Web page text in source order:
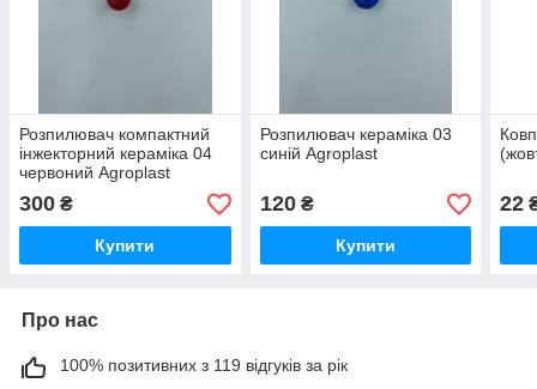
Розпилювач компактний
інжекторний кераміка 04
червоний Agroplast
300 ₴
Купити
Розпилювач кераміка 03
синій Agroplast
120₴
Купити
22
Про нас
100% позитивних з 119 відгуків за рік